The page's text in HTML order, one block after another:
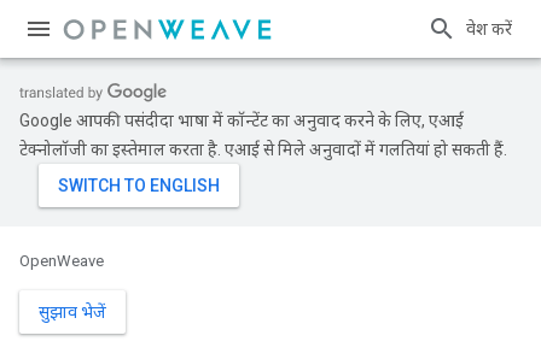
प्रवेश करें
Google आपकी पसंदीदा भाषा में कॉन्टेंट का अनुवाद करने के लिए, एआई
टेक्नोलॉजी का इस्तेमाल करता है. एआई से मिले अनुवादों में गलतियां हो सकती हैं.
OpenWeave
सुझाव भेजें